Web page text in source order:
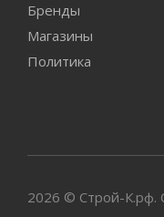
Бренды
Магазины
Политика
2026 © Строй-К.рф.